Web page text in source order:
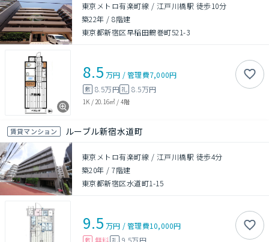
東京メトロ有楽町線 / 江戸川橋駅 徒歩10分
築22年 /8階建
東京都新宿区早稲田鶴巻町521-3
8.5 万円 /管理費7,000円
敷 8.5万円礼 8.5万円
1K / 20.16㎡ / 4階
賃貸マンション ルーブル新宿水道町
東京メトロ有楽町線 / 江戸川橋駅 徒歩4分
築20年 /7階建
東京都新宿区水道町1-15
9.5 万円 /管理費10,000円
敷 無料 礼 9.5万円